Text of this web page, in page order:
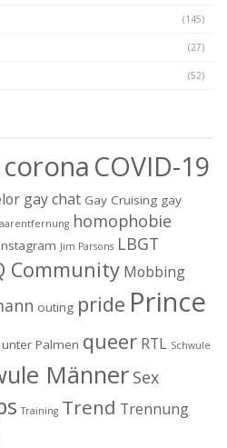
(145)
(27)
(52)
corona COVID-19
gay chat Gay Cruising gay
homophobie
Jim Parsons LBGT
Community Mobbing
outing pride Prince
Palmen queer RTL Schwule
Männer Sex
Training Trend Trennung